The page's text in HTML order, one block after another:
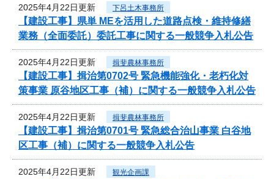
2025年4月22日更新 下呂土木事務所
【建設工事】県単 MEを活用した道路点検・維持修繕
業務（全面委託）委託工事に関する一般競争入札公告
2025年4月22日更新 揖斐農林事務所
【建設工事】揖治第0702号 緊急機能強化・老朽化対
策事業 原谷地区工事（補）に関する一般競争入札公告
2025年4月22日更新 揖斐農林事務所
【建設工事】揖治第0701号 緊急総合治山事業 白谷地
区工事（補）に関する一般競争入札公告
2025年4月22日更新 観光企画課